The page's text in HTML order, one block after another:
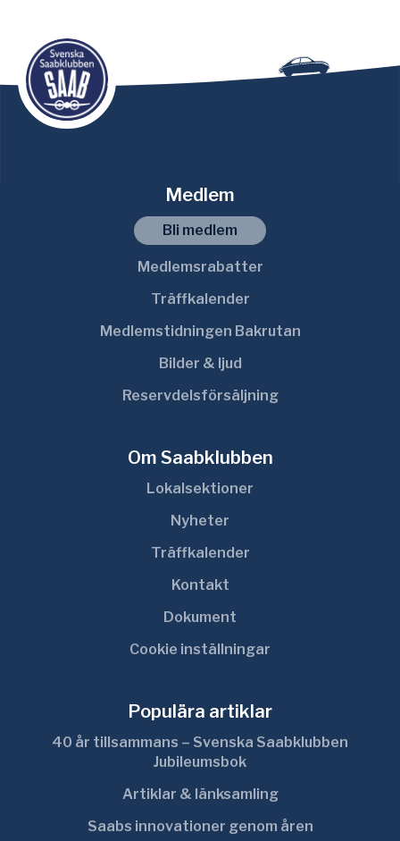
Medlem
Bli medlem
Medlemsrabatter
Träffkalender
Medlemstidningen Bakrutan
Bilder & ljud
Reservdelsförsäljning
Om Saabklubben
Lokalsektioner
Nyheter
Träffkalender
Kontakt
Dokument
Cookie inställningar
Populära artiklar
40 år tillsammans – Svenska Saabklubben
Jubileumsbok
Artiklar & länksamling
Saabs innovationer genom åren